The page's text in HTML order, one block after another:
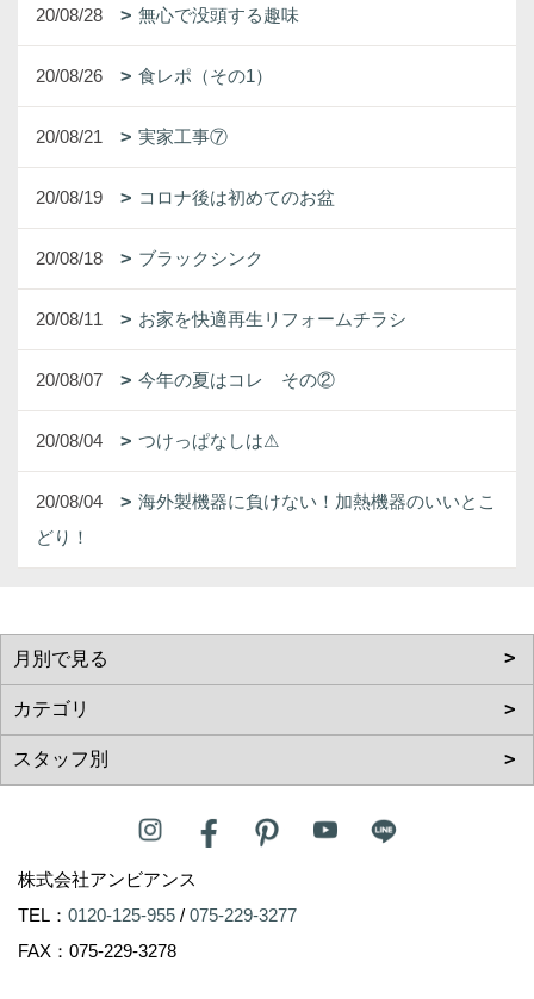
20/08/28 無心で没頭する趣味
20/08/26 食レポ（その1）
20/08/21 実家工事⑦
20/08/19 コロナ後は初めてのお盆
20/08/18 ブラックシンク
20/08/11 お家を快適再生リフォームチラシ
20/08/07 今年の夏はコレ その②
20/08/04 つけっぱなしは⚠
20/08/04
海外製機器に負けない！加熱機器のいいとこ
どり！
株式会社アンビアンス
TEL： 0120-125-955 / 075-229-3277
FAX：075-229-3278